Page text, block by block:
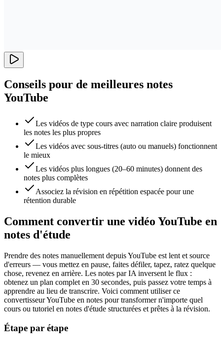
Conseils pour de meilleures notes
YouTube
Les vidéos de type cours avec narration claire produisent
les notes les plus propres
Les vidéos avec sous-titres (auto ou manuels) fonctionnent
le mieux
Les vidéos plus longues (20–60 minutes) donnent des
notes plus complètes
Associez la révision en répétition espacée pour une
rétention durable
Comment convertir une vidéo YouTube en
notes d'étude
Prendre des notes manuellement depuis YouTube est lent et source
d'erreurs — vous mettez en pause, faites défiler, tapez, ratez quelque
chose, revenez en arrière. Les notes par IA inversent le flux :
obtenez un plan complet en 30 secondes, puis passez votre temps à
apprendre au lieu de transcrire. Voici comment utiliser ce
convertisseur YouTube en notes pour transformer n'importe quel
cours ou tutoriel en notes d'étude structurées et prêtes à la révision.
Étape par étape